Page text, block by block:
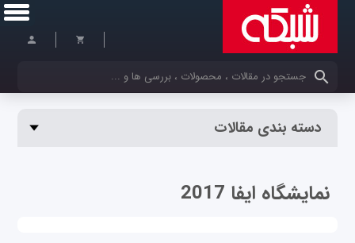
کلمات کلیدی خود را وارد کنید
دسته بندی مقالات
نمایشگاه ایفا 2017